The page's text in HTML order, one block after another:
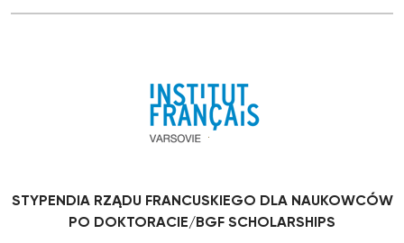
STYPENDIA RZĄDU FRANCUSKIEGO DLA NAUKOWCÓW
PO DOKTORACIE/BGF SCHOLARSHIPS